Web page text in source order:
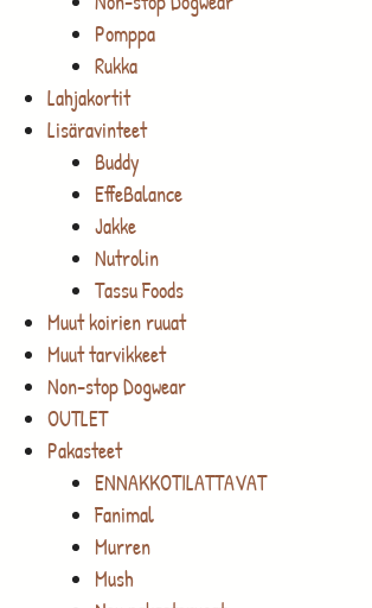
Pomppa
Rukka
Lahjakortit
Lisäravinteet
Buddy
EffeBalance
Jakke
Nutrolin
Tassu Foods
Muut koirien ruuat
Muut tarvikkeet
Non-stop Dogwear
OUTLET
Pakasteet
ENNAKKOTILATTAVAT
Fanimal
Murren
Mush